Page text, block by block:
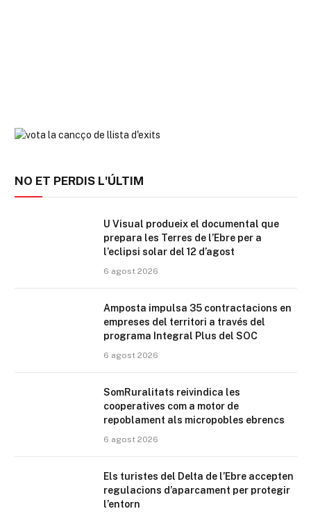
NO ET PERDIS L'ÚLTIM
U Visual produeix el documental que
prepara les Terres de l’Ebre per a
l’eclipsi solar del 12 d’agost
6 agost 2026
Amposta impulsa 35 contractacions en
empreses del territori a través del
programa Integral Plus del SOC
6 agost 2026
SomRuralitats reivindica les
cooperatives com a motor de
repoblament als micropobles ebrencs
6 agost 2026
Els turistes del Delta de l’Ebre accepten
regulacions d’aparcament per protegir
l’entorn